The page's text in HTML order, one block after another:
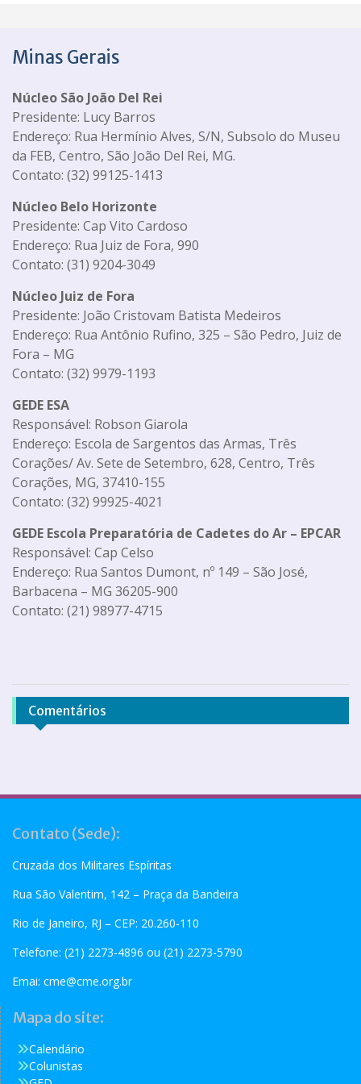
Minas Gerais
Núcleo São João Del Rei
Presidente: Lucy Barros
Endereço: Rua Hermínio Alves, S/N, Subsolo do Museu
da FEB, Centro, São João Del Rei, MG.
Contato: (32) 99125-1413
Núcleo Belo Horizonte
Presidente: Cap Vito Cardoso
Endereço: Rua Juiz de Fora, 990
Contato: (31) 9204-3049
Núcleo Juiz de Fora
Presidente: João Cristovam Batista Medeiros
Endereço: Rua Antônio Rufino, 325 – São Pedro, Juiz de
Fora – MG
Contato: (32) 9979-1193
GEDE ESA
Responsável: Robson Giarola
Endereço: Escola de Sargentos das Armas, Três
Corações/ Av. Sete de Setembro, 628, Centro, Três
Corações, MG, 37410-155
Contato: (32) 99925-4021
GEDE Escola Preparatória de Cadetes do Ar – EPCAR
Responsável: Cap Celso
Endereço: Rua Santos Dumont, nº 149 – São José,
Barbacena – MG 36205-900
Contato: (21) 98977-4715
Comentários
Contato (Sede):
Cruzada dos Militares Espíritas
Rua São Valentim, 142 – Praça da Bandeira
Rio de Janeiro, RJ – CEP: 20.260-110
Telefone: (21) 2273-4896 ou (21) 2273-5790
Emai: cme@cme.org.br
Mapa do site:
Calendário
Colunistas